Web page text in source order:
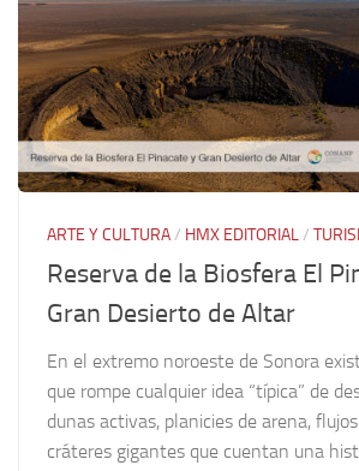
ARTE Y CULTURA/ HMX EDITORIAL/
Reserva de la Biosfera El
Gran Desierto de Altar
En el extremo noroeste de Sonora
que rompe cualquier idea “típica” de
dunas activas, planicies de arena,
cráteres gigantes que cuentan una